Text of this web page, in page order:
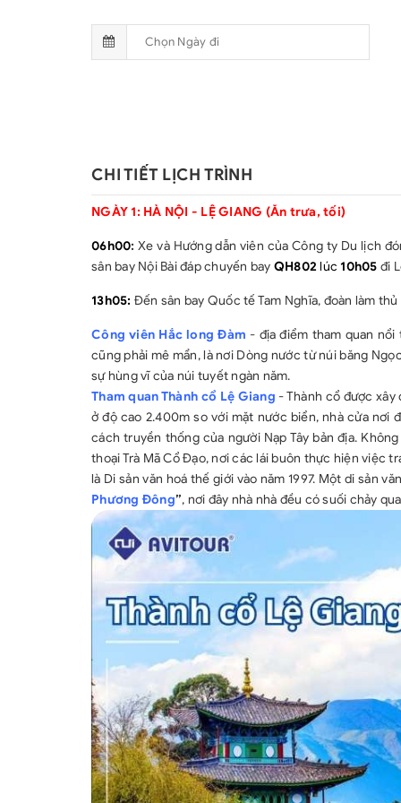
CHI TIẾT LỊCH TRÌNH
NGÀY 1: HÀ NỘI - LỆ GIANG (Ăn trưa, tối)
06h00: Xe và Hướng dẫn viên của Công ty Du lịch
sân bay Nội Bài đáp chuyến bay QH802 lúc10h05 đi
13h05: Đến sân bay Quốc tế Tam Nghĩa, đoàn làm
Công viên Hắc long Đàm - địa điểm tham quan
cũng phải mê mẩn, là nơi Dòng nước từ núi băng
sự hùng vĩ của núi tuyết ngàn năm.
Tham quan Thành cổ Lệ Giang -Thành cổ được xây
ở độ cao 2.400m so với mặt nước biển, nhà cửa nơi
cách truyền thống của người Nạp Tây bản địa.
thoại Trà Mã Cổ Đạo, nơi các lái buôn thực hiện việc
là Di sản văn hoá thế giới vào năm 1997. Một di sản
Phương Đông”, nơi đây nhà nhà đều có suối chảy